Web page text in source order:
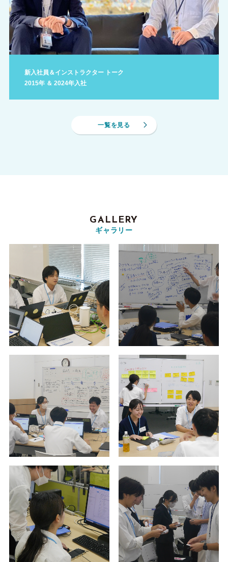
新入社員＆インストラクター トーク
2015年 ＆ 2024年入社
一覧を見る
GALLERY
ギャラリー